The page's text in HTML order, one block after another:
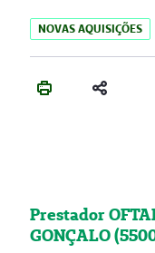
NOVAS AQUISIÇÕES
Prestador
GONÇALO